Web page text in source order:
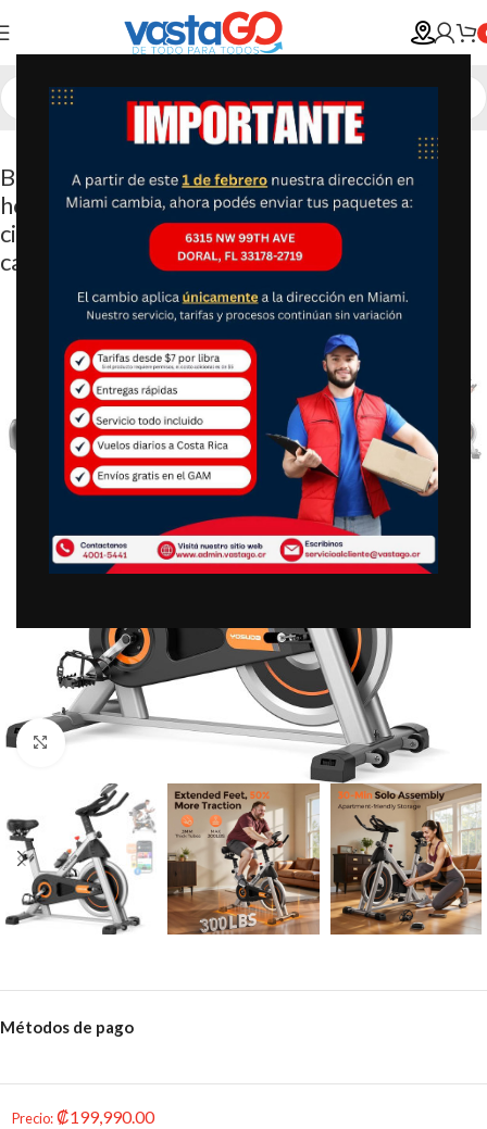
Bicicleta estática, pastilla de freno para el
hogar con aplicación exclusiva, bicicleta de
ciclismo magnética para interiores con
capacidad de peso de 300 libras, bajo ruido
Clic para ampliar
Métodos de pago
Precio:₡199,990.00